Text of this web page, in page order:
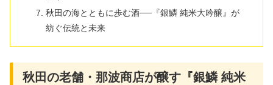
秋田の海とともに歩む酒──『銀鱗 純米大吟醸』が
紡ぐ伝統と未来
秋田の老舗・那波商店が醸す『銀鱗 純米